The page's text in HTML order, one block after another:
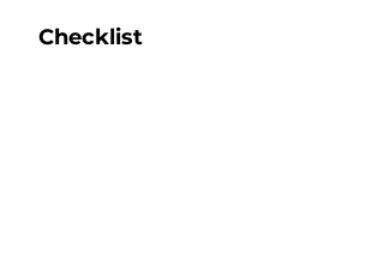
Checklist